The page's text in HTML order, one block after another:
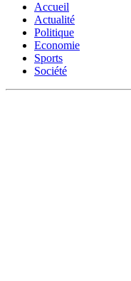
Accueil
Actualité
Politique
Economie
Sports
Société